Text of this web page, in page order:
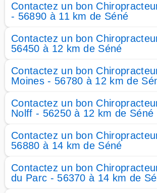
Contactez un bon
- 56890 à 11 km de Séné
Contactez un bon
56450 à 12 km de Séné
Contactez un bon
Moines - 56780 à 12 km de
Contactez un bon
Nolff - 56250 à 12 km de Séné
Contactez un bon
56880 à 14 km de Séné
Contactez un bon
du Parc - 56370 à 14 km de